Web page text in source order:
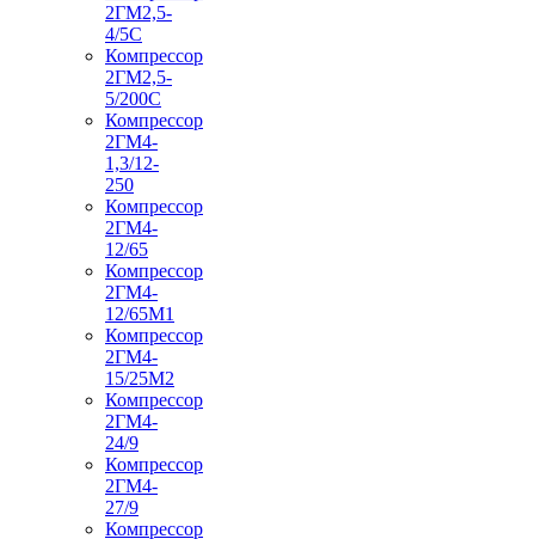
2ГМ2,5-
4/5С
Компрессор
2ГМ2,5-
5/200С
Компрессор
2ГМ4-
1,3/12-
250
Компрессор
2ГМ4-
12/65
Компрессор
2ГМ4-
12/65М1
Компрессор
2ГМ4-
15/25М2
Компрессор
2ГМ4-
24/9
Компрессор
2ГМ4-
27/9
Компрессор